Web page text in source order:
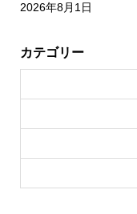
2026年8月1日
カテゴリー